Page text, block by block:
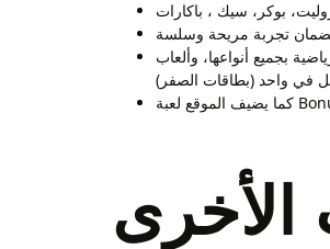
بجميع أنواعها، وألعاب
الأخرى